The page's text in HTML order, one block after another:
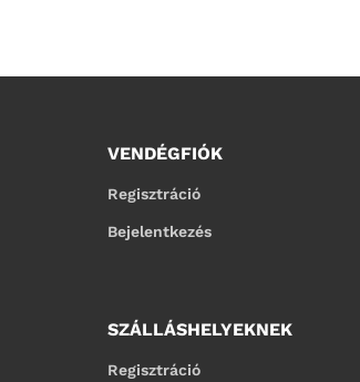
VENDÉGFIÓK
Regisztráció
Bejelentkezés
SZÁLLÁSHELYEKNEK
Regisztráció